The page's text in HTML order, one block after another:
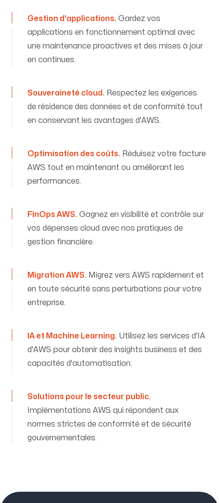
Gestion d'applications. Gardez vos
applications en fonctionnement optimal avec
une maintenance proactives et des mises à jour
en continues.
Souveraineté cloud . Respectez les exigences
de résidence des données et de conformité tout
en conservant les avantages d'AWS.
Optimisation des coûts. Réduisez votre facture
AWS tout en maintenant ou améliorant les
performances.
FinOps AWS. Gagnez en visibilité et contrôle sur
vos dépenses cloud avec nos pratiques de
gestion financière.
Migration AWS. Migrez vers AWS rapidement et
en toute sécurité sans perturbations pour votre
entreprise.
IA et Machine Learning. Utilisez les services d'IA
d'AWS pour obtenir des insights business et des
capacités d'automatisation.
Solutions pour le secteur public.
Implémentations AWS qui répondent aux
normes strictes de conformité et de sécurité
gouvernementales.